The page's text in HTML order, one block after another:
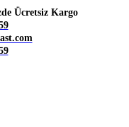
Ücretsiz Kargo